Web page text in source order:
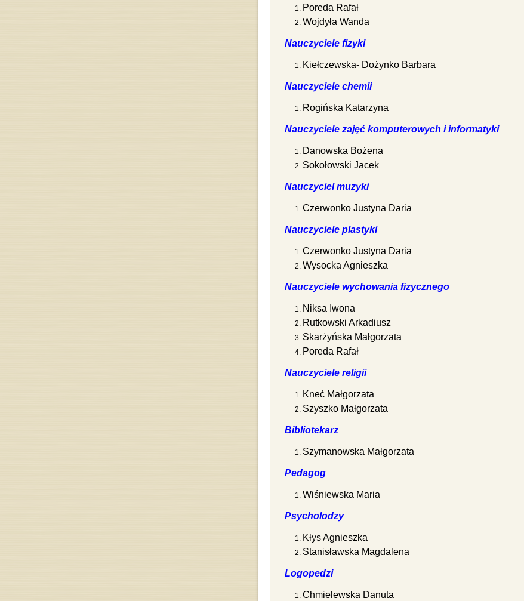
Poreda Rafał
Wojdyła Wanda
Nauczyciele fizyki
Kiełczewska- Dożynko Barbara
Nauczyciele chemii
Rogińska Katarzyna
Nauczyciele zajęć komputerowych i informatyki
Danowska Bożena
Sokołowski Jacek
Nauczyciel muzyki
Czerwonko Justyna Daria
Nauczyciele plastyki
Czerwonko Justyna Daria
Wysocka Agnieszka
Nauczyciele wychowania fizycznego
Niksa Iwona
Rutkowski Arkadiusz
Skarżyńska Małgorzata
Poreda Rafał
Nauczyciele religii
Kneć Małgorzata
Szyszko Małgorzata
Bibliotekarz
Szymanowska Małgorzata
Pedagog
Wiśniewska Maria
Psycholodzy
Kłys Agnieszka
Stanisławska Magdalena
Logopedzi
Chmielewska Danuta